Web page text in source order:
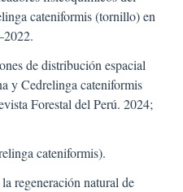
cateniformis (tornillo) en
de distribución espacial
y Cedrelinga cateniformis
Forestal del Perú. 2024;
cateniformis).
regeneración natural de